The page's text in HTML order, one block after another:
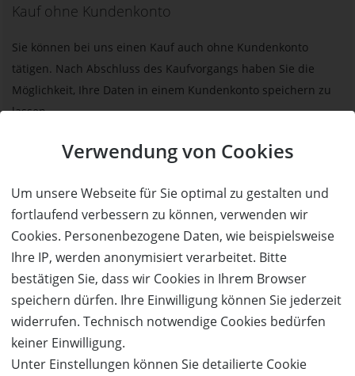
Verwendung von Cookies
Um unsere Webseite für Sie optimal zu gestalten und
fortlaufend verbessern zu können, verwenden wir
Cookies. Personenbezogene Daten, wie beispielsweise
Ihre IP, werden anonymisiert verarbeitet. Bitte
bestätigen Sie, dass wir Cookies in Ihrem Browser
speichern dürfen. Ihre Einwilligung können Sie jederzeit
widerrufen. Technisch notwendige Cookies bedürfen
keiner Einwilligung.
Unter Einstellungen können Sie detailierte Cookie
Kauf ohne Kundenkonto
Sie können bei uns einen Kauf auch ohne Kundenkonto
tätigen. Nach Abschluss des Kaufvorgangs haben Sie die
Möglichkeit, Ihre Daten in einem Kundenkonto speichern zu
lassen.
BESTELLUNG FORTSETZEN
Kauf über bestehendes Kundenkonto
Wenn Sie bereits ein Kundenkonto haben, können Sie sich
nachfolgend einloggen. Die Daten, die zur Bestellung nötig sind,
werden dann automatisch aus Ihrem Kundenkonto
übernommen.
ANMELDEN